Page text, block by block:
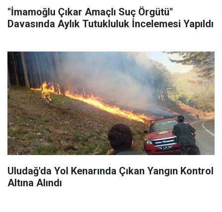
"İmamoğlu Çıkar Amaçlı Suç Örgütü"
Davasında Aylık Tutukluluk İncelemesi Yapıldı
Uludağ'da Yol Kenarında Çıkan Yangın Kontrol
Altına Alındı